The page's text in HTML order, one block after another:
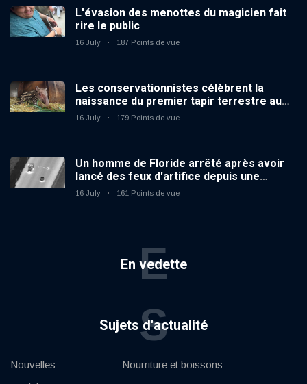
L'évasion des menottes du magicien fait
rire le public
16 July 187 Points de vue
Les conservationnistes célèbrent la
naissance du premier tapir terrestre au
zoo du Royaume-Uni depuis 14 ans
16 July 179 Points de vue
Un homme de Floride arrêté après avoir
lancé des feux d'artifice depuis une
voiture en mouvement
16 July 161 Points de vue
En vedette
E
Sujets d'actualité
S
Nouvelles
Nourriture et boissons